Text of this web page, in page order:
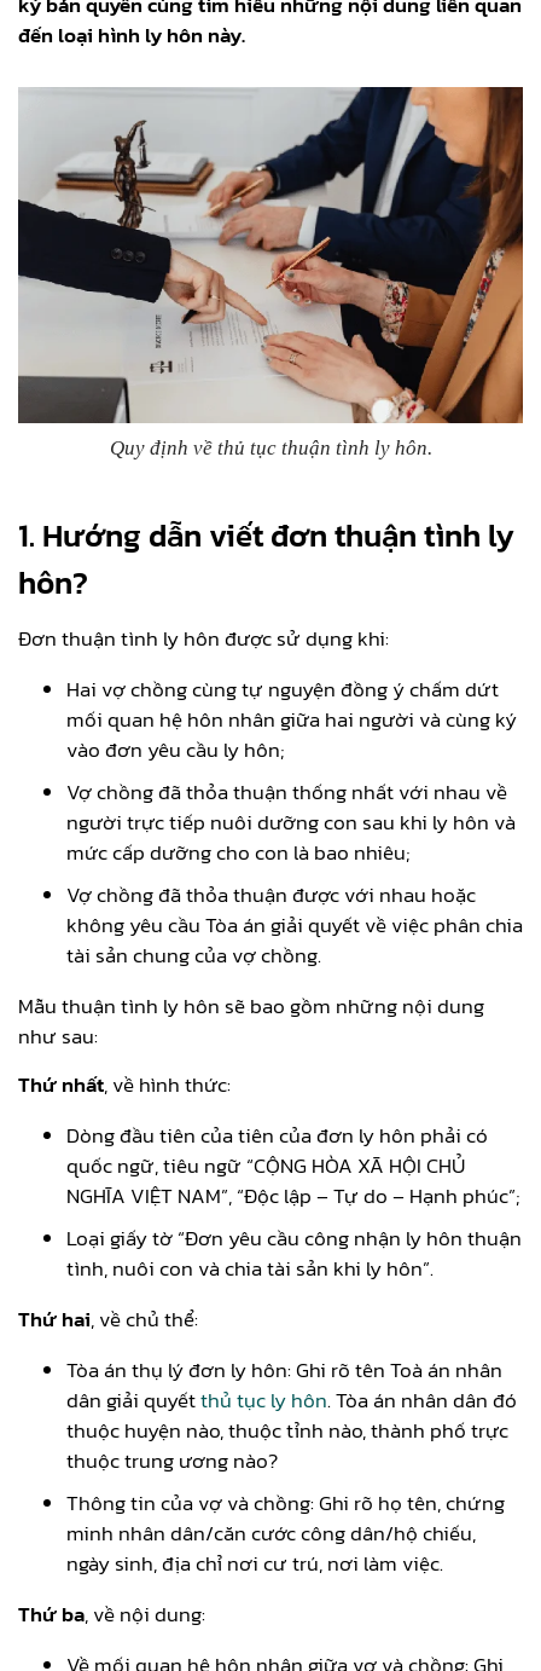
đến loại hình ly hôn này.
Quy định về thủ tục thuận tình ly hôn.
1. Hướng dẫn viết đơn thuận tình ly
hôn?
Đơn thuận tình ly hôn được sử dụng khi:
Hai vợ chồng cùng tự nguyện đồng ý chấm dứt
mối quan hệ hôn nhân giữa hai người và cùng ký
vào đơn yêu cầu ly hôn;
Vợ chồng đã thỏa thuận thống nhất với nhau về
người trực tiếp nuôi dưỡng con sau khi ly hôn và
mức cấp dưỡng cho con là bao nhiêu;
Vợ chồng đã thỏa thuận được với nhau hoặc
không yêu cầu Tòa án giải quyết về việc phân chia
tài sản chung của vợ chồng.
Mẫu thuận tình ly hôn sẽ bao gồm những nội dung
như sau:
Thứ nhất, về hình thức:
Dòng đầu tiên của tiên của đơn ly hôn phải có
quốc ngữ, tiêu ngữ “CỘNG HÒA XÃ HỘI CHỦ
NGHĨA VIỆT NAM”, “Độc lập – Tự do – Hạnh phúc”;
Loại giấy tờ “Đơn yêu cầu công nhận ly hôn thuận
tình, nuôi con và chia tài sản khi ly hôn”.
Thứ hai, về chủ thể:
Tòa án thụ lý đơn ly hôn: Ghi rõ tên Toà án nhân
dân giải quyếtthủ tục ly hôn. Tòa án nhân dân đó
thuộc huyện nào, thuộc tỉnh nào, thành phố trực
thuộc trung ương nào?
Thông tin của vợ và chồng: Ghi rõ họ tên, chứng
minh nhân dân/căn cước công dân/hộ chiếu,
ngày sinh, địa chỉ nơi cư trú, nơi làm việc.
Thứ ba, về nội dung:
Về mối quan hệ hôn nhân giữa vợ và chồng: Ghi